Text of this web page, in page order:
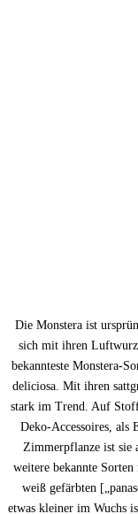
Die Monstera ist
sich mit ihren
bekannteste Monstera-
deliciosa. Mit ihren
stark im Trend. Auf
Deko-Accessoires, als
Zimmerpflanze ist sie
weitere bekannte
weiß gefärbten
etwas kleiner im Wuchs